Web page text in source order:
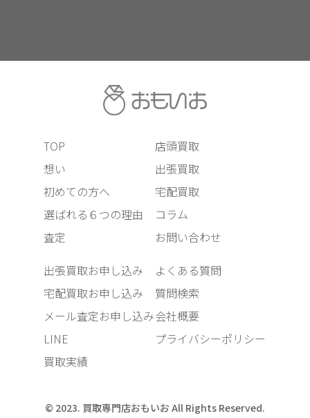
TOP
想い
初めての方へ
選ばれる６つの理由
査定
店頭買取
出張買取
宅配買取
コラム
お問い合わせ
出張買取お申し込み
宅配買取お申し込み
メール査定お申し込み
LINE
買取実績
よくある質問
質問検索
会社概要
プライバシーポリシー
© 2023. 買取専門店おもいお All Rights Reserved.